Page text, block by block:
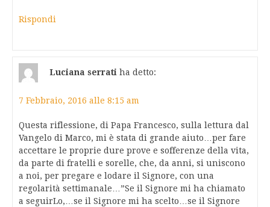
Rispondi
Luciana serrati ha detto:
7 Febbraio, 2016 alle 8:15 am
Questa riflessione, di Papa Francesco, sulla lettura dal
Vangelo di Marco, mi è stata di grande aiuto…per fare
accettare le proprie dure prove e sofferenze della vita,
da parte di fratelli e sorelle, che, da anni, si uniscono
a noi, per pregare e lodare il Signore, con una
regolarità settimanale…”Se il Signore mi ha chiamato
a seguirLo,…se il Signore mi ha scelto…se il Signore